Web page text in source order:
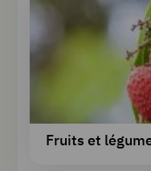
Fruits et